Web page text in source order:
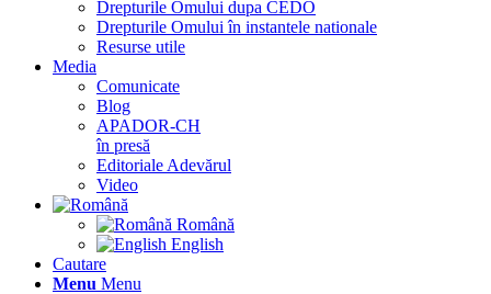
Drepturile Omului dupa CEDO
Drepturile Omului în instantele nationale
Resurse utile
Media
Comunicate
Blog
APADOR-CH
în presă
Editoriale Adevărul
Video
Română
English
Cautare
Menu Menu